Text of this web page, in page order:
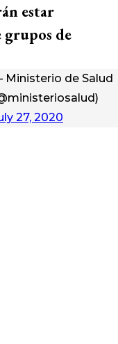
estar
de
Ministerio de Salud
27, 2020